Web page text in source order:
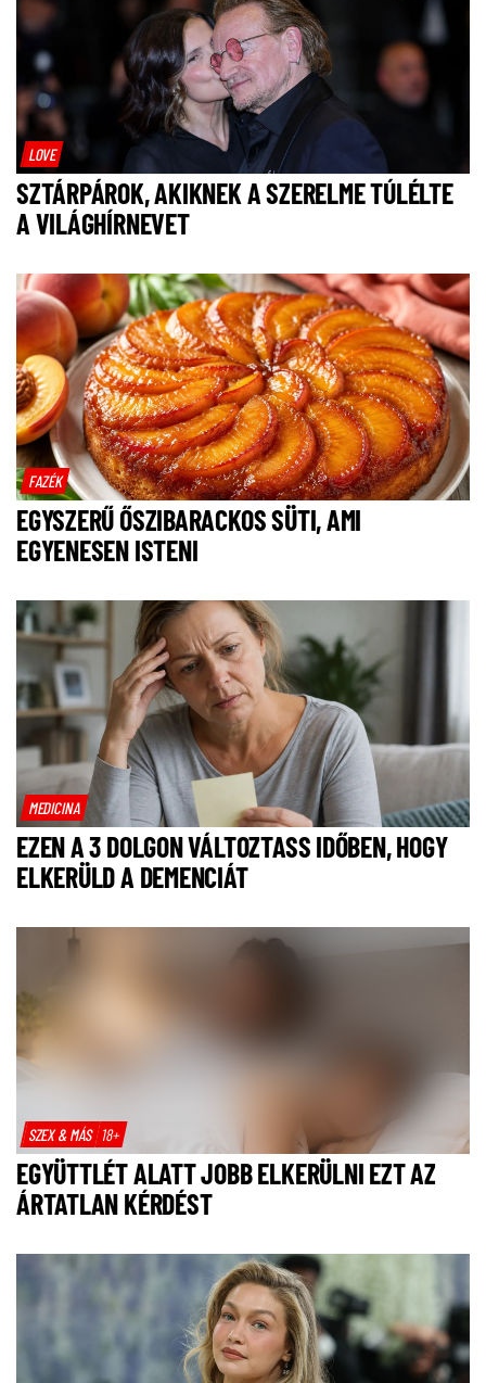
LOVE
SZTÁRPÁROK, AKIKNEK A SZERELME TÚLÉLTE
A VILÁGHÍRNEVET
FAZÉK
EGYSZERŰ ŐSZIBARACKOS SÜTI, AMI
EGYENESEN ISTENI
MEDICINA
EZEN A 3 DOLGON VÁLTOZTASS IDŐBEN, HOGY
ELKERÜLD A DEMENCIÁT
SZEX & MÁS 18+
EGYÜTTLÉT ALATT JOBB ELKERÜLNI EZT AZ
ÁRTATLAN KÉRDÉST